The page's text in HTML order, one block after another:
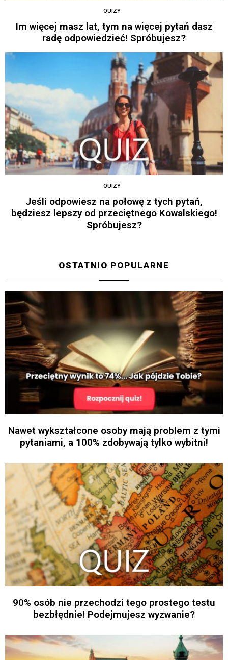
QUIZY
Im więcej masz lat, tym na więcej pytań dasz
radę odpowiedzieć! Spróbujesz?
QUIZY
Jeśli odpowiesz na połowę z tych pytań,
będziesz lepszy od przeciętnego Kowalskiego!
Spróbujesz?
OSTATNIO POPULARNE
Nawet wykształcone osoby mają problem z tymi
pytaniami, a 100% zdobywają tylko wybitni!
90% osób nie przechodzi tego prostego testu
bezbłędnie! Podejmujesz wyzwanie?